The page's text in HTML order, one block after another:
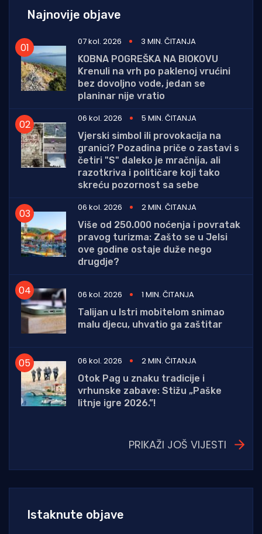
Najnovije objave
07 kol. 2026
3 MIN. ČITANJA
KOBNA POGREŠKA NA BIOKOVU
Krenuli na vrh po paklenoj vrućini
bez dovoljno vode, jedan se
planinar nije vratio
06 kol. 2026
5 MIN. ČITANJA
Vjerski simbol ili provokacija na
granici? Pozadina priče o zastavi s
četiri "S" daleko je mračnija, ali
razotkriva i političare koji tako
skreću pozornost sa sebe
06 kol. 2026
2 MIN. ČITANJA
Više od 250.000 noćenja i povratak
pravog turizma: Zašto se u Jelsi
ove godine ostaje duže nego
drugdje?
06 kol. 2026
1 MIN. ČITANJA
Talijan u Istri mobitelom snimao
malu djecu, uhvatio ga zaštitar
06 kol. 2026
2 MIN. ČITANJA
Otok Pag u znaku tradicije i
vrhunske zabave: Stižu „Paške
litnje igre 2026.”!
PRIKAŽI JOŠ VIJESTI
Istaknute objave